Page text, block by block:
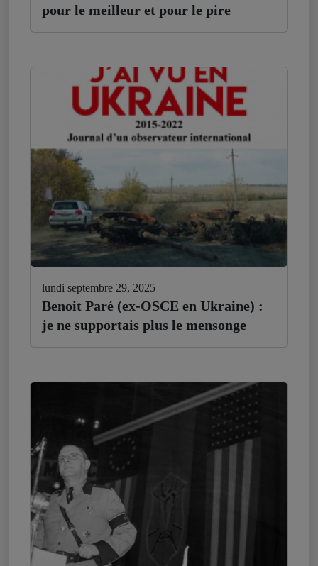
pour le meilleur et pour le pire
lundi septembre 29, 2025
Benoit Paré (ex-OSCE en Ukraine) :
je ne supportais plus le mensonge